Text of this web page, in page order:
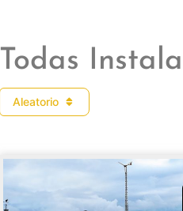
Todas
Aleatorio